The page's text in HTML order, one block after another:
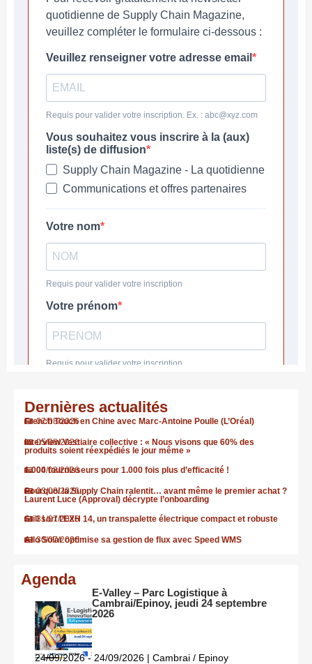
Dernières actualités
07/08/2026
French Touch en Chine avec Marc-Antoine Poulle (L’Oréal)
05/08/2026
Interview Vestiaire collective : « Nous visons que 60% des
produits soient réexpédiés le jour même »
04/08/2026
1.000 fournisseurs pour 1.000 fois plus d’efficacité !
03/08/2026
Pourquoi la Supply Chain ralentit… avant même le premier achat ?
Laurent Luce (Approval) décrypte l’onboarding
31/07/2026
Still sort l’EXH 14, un transpalette électrique compact et robuste
30/07/2026
Allo Solar optimise sa gestion de flux avec Speed WMS
Agenda
E-Valley – Parc Logistique à
Cambrai/Epinoy, jeudi 24 septembre
2026
24/09/2026 - 24/09/2026 | Cambrai / Epinoy